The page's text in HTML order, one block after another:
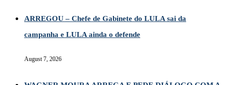
ARREGOU – Chefe de Gabinete do LULA sai da
campanha e LULA ainda o defende
August 7, 2026